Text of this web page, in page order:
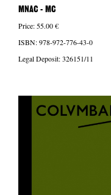
MNAC - MC
Price: 55.00 €
ISBN: 978-972-776-43-0
Legal Deposit: 326151/11